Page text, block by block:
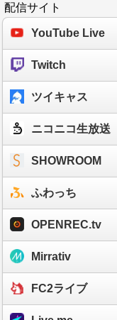
配信サイト
YouTube Live
Twitch
ツイキャス
ニコニコ生放送
SHOWROOM
ふわっち
OPENREC.tv
Mirrativ
FC2ライブ